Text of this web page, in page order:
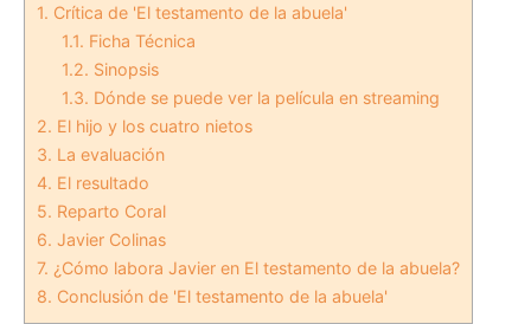
1. Crítica de 'El testamento de la abuela'
1.1. Ficha Técnica
1.2. Sinopsis
1.3. Dónde se puede ver la película en streaming
2. El hijo y los cuatro nietos
3. La evaluación
4. El resultado
5. Reparto Coral
6. Javier Colinas
7. ¿Cómo labora Javier en El testamento de la abuela?
8. Conclusión de 'El testamento de la abuela'